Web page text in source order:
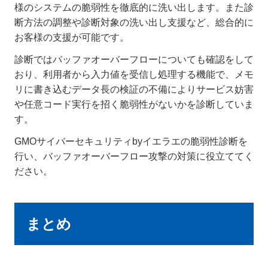
様のシステムの脆弱性を徹底的に洗い出します。また診
断方法の調整や診断対象の洗い出し支援など、総合的に
お客様の支援が可能です。
診断ではバッファオーバーフローについても確認をして
おり、利用者から入力値を受信し処理する機能で、メモ
リに書き込むデータ長の検証の不備によりサービス妨害
や任意コード実行を招く脆弱性がないかを診断していま
す。
GMOサイバーセキュリティbyイエラエの脆弱性診断を
行い、バッファオーバーフロー攻撃の対策に役立ててく
ださい。
まとめ